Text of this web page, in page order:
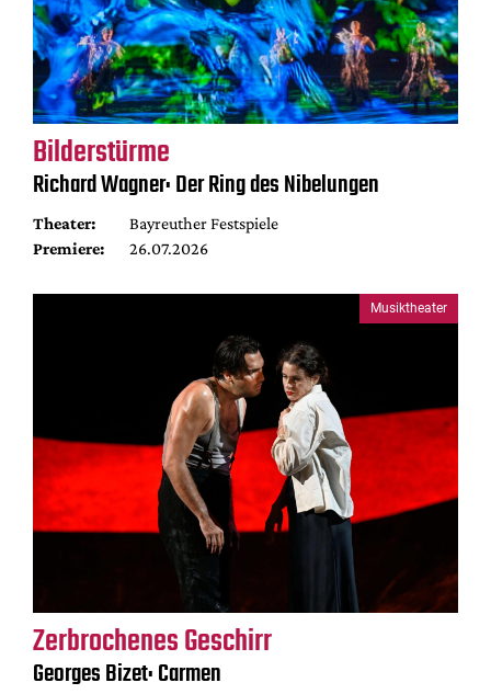
Bilderstürme
Richard Wagner: Der Ring des Nibelungen
Theater:
Bayreuther Festspiele
Premiere:
26.07.2026
Musiktheater
Zerbrochenes Geschirr
Georges Bizet: Carmen